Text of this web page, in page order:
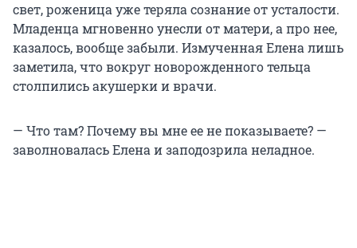
свет, роженица уже теряла сознание от усталости.
Младенца мгновенно унесли от матери, а про нее,
казалось, вообще забыли. Измученная Елена лишь
заметила, что вокруг новорожденного тельца
столпились акушерки и врачи.
— Что там? Почему вы мне ее не показываете? —
заволновалась Елена и заподозрила неладное.